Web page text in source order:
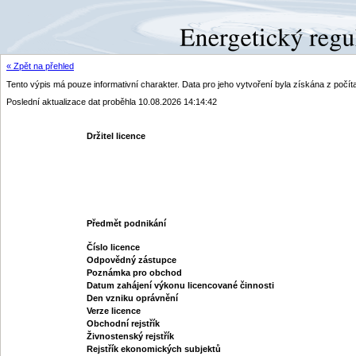
« Zpět na přehled
Tento výpis má pouze informativní charakter. Data pro jeho vytvoření byla získána z
Poslední aktualizace dat proběhla 10.08.2026 14:14:42
Držitel licence
Předmět podnikání
Číslo licence
Odpovědný zástupce
Poznámka pro obchod
Datum zahájení výkonu licencované činnosti
Den vzniku oprávnění
Verze licence
Obchodní rejstřík
Živnostenský rejstřík
Rejstřík ekonomických subjektů